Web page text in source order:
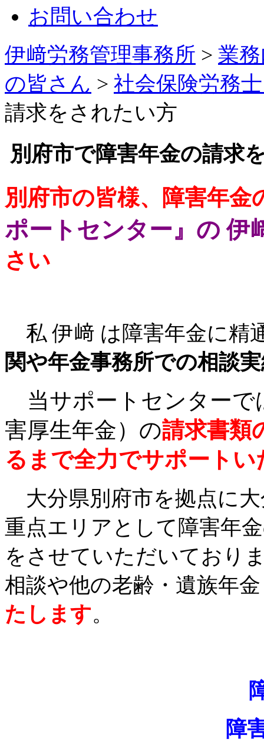
お問い合わせ
伊﨑労務管理事務所 > 業
の皆さん > 社会保険労務
請求をされたい方
別府市で障害年金の請求
別府市の皆様、障害年金
ポートセンター』の 伊
さい
私 伊﨑 は障害年金に精
関や年金事務所での相談
当サポートセンターで
害厚生年金）の請求書類
るまで全力でサポートい
大分県別府市を拠点に
重点エリアとして障害年
をさせていただいており
相談や他の老齢・遺族年
たします。
障